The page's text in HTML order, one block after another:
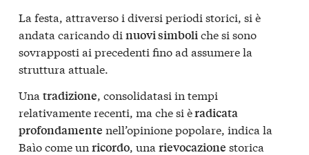
La festa, attraverso i diversi periodi storici, si è
andata caricando di nuovi simboliche si sono
sovrapposti ai precedenti fino ad assumere la
struttura attuale.
Una tradizione, consolidatasi in tempi
relativamente recenti, ma che si èradicata
profondamente nell’opinione popolare, indica la
Baìo come un ricordo, una rievocazione storica